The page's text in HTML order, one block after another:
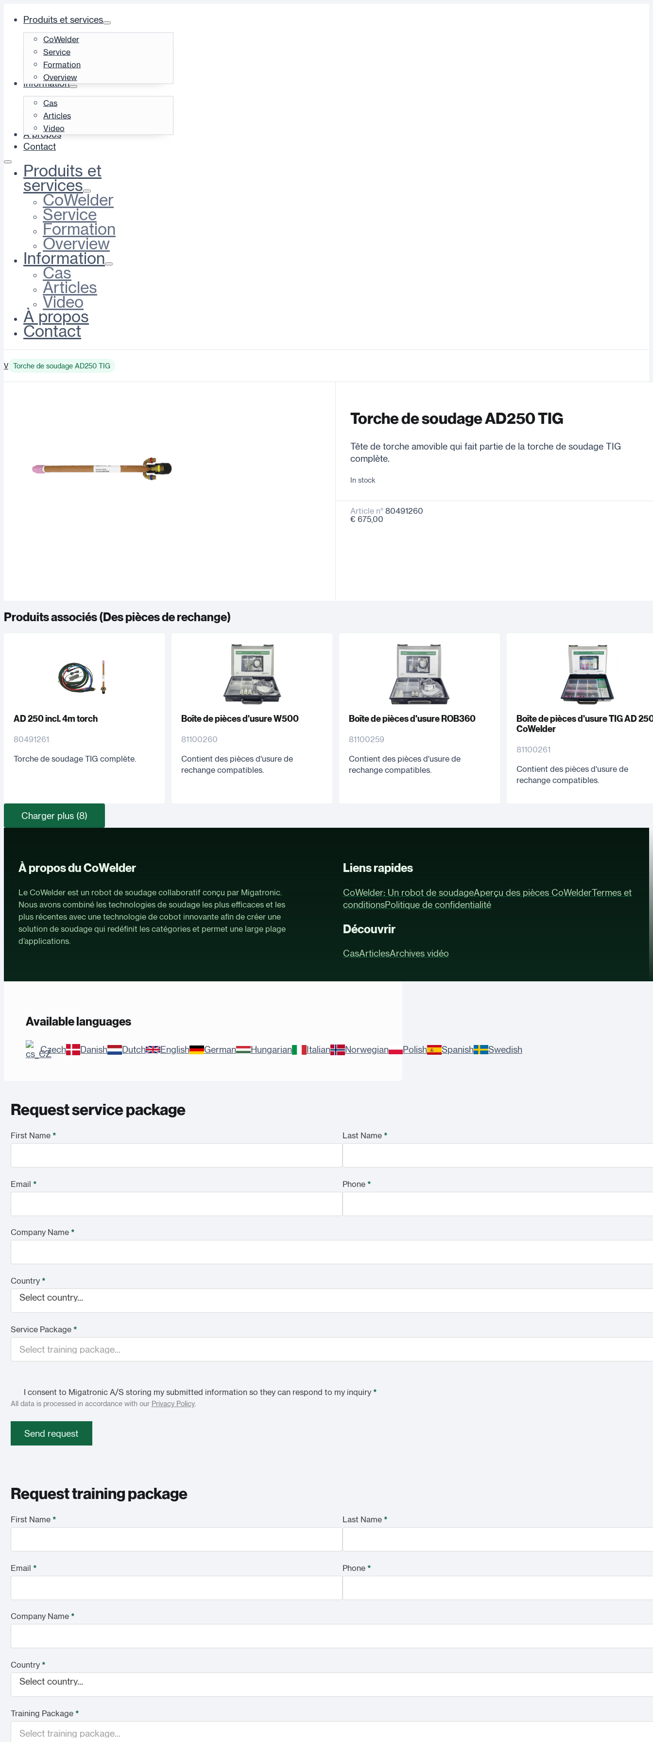
Produits et services
CoWelder
Service
Formation
Overview
Information
Cas
Articles
Video
À propos
Contact
Produits et
services
CoWelder
Service
Formation
Overview
Information
Cas
Articles
Video
À propos
Contact
V Torche de soudage AD250 TIG
Torche de soudage AD250 TIG
Tête de torche amovible qui fait partie de la torche de soudage TIG
complète.
In stock
Article n°80491260
€ 675,00
Produits associés (Des pièces de rechange)
AD 250 incl. 4m torch
80491261
Torche de soudage TIG complète.
Boîte de pièces d'usure W500
81100260
Contient des pièces d'usure de
rechange compatibles.
Boîte de pièces d'usure ROB360
81100259
Contient des pièces d'usure de
rechange compatibles.
Boîte de pièces d'usure TIG AD
CoWelder
81100261
Contient des pièces d'usure de
rechange compatibles.
Charger plus (8)
À propos du CoWelder
Le CoWelder est un robot de soudage collaboratif conçu par Migatronic.
Nous avons combiné les technologies de soudage les plus efficaces et les
plus récentes avec une technologie de cobot innovante afin de créer une
solution de soudage qui redéfinit les catégories et permet une large plage
d’applications.
Liens rapides
CoWelder: Un robot de soudageAperçu des pièces CoWelderTermes et
conditionsPolitique de confidentialité
Découvrir
CasArticlesArchives vidéo
Available languages
Czech Danish Dutch English German Hungarian Italian Norwegian Polish Spanish Swedish
Request service package
First Name * Last Name *
Email * Phone *
Company Name *
Country *
Select country...
Service Package *
I consent to Migatronic A/S storing my submitted information so they can respond to my inquiry *
All data is processed in accordance with our Privacy Policy.
Send request
Request training package
First Name * Last Name *
Email * Phone *
Company Name *
Country *
Select country...
Training Package *